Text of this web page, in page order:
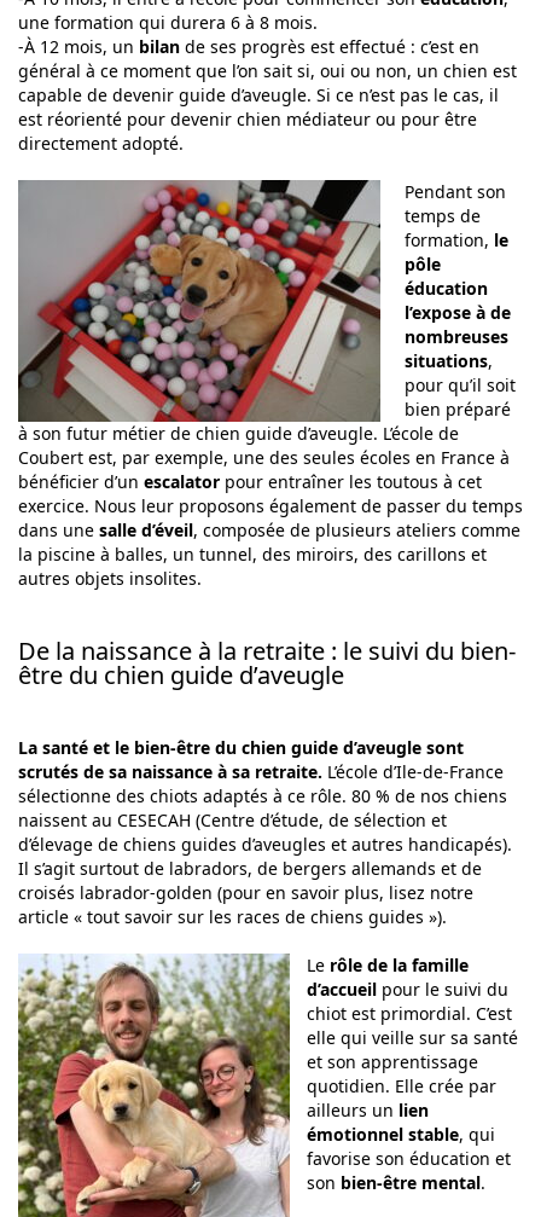
une formation qui durera 6 à 8 mois.
-À 12 mois, un bilan de ses progrès est effectué : c’est en
général à ce moment que l’on sait si, oui ou non, un chien est
capable de devenir guide d’aveugle. Si ce n’est pas le cas, il
est réorienté pour devenir chien médiateur ou pour être
directement adopté.
Pendant son
temps de
formation, le
pôle
éducation
l’expose à de
nombreuses
situations,
pour qu’il soit
bien préparé
à son futur métier de chien guide d’aveugle. L’école de
Coubert est, par exemple, une des seules écoles en France à
bénéficier d’un escalator pour entraîner les toutous à cet
exercice. Nous leur proposons également de passer du temps
dans une salle d’éveil, composée de plusieurs ateliers comme
la piscine à balles, un tunnel, des miroirs, des carillons et
autres objets insolites.
De la naissance à la retraite : le suivi du bien-
être du chien guide d’aveugle
La santé et le bien-être du chien guide d’aveugle sont
scrutés de sa naissance à sa retraite. L’école d’Ile-de-France
sélectionne des chiots adaptés à ce rôle. 80 % de nos chiens
naissent au CESECAH (Centre d’étude, de sélection et
d’élevage de chiens guides d’aveugles et autres handicapés).
Il s’agit surtout de labradors, de bergers allemands et de
croisés labrador-golden (pour en savoir plus, lisez notre
article « tout savoir sur les races de chiens guides »).
Le rôle de la famille
d’accueil pour le suivi du
chiot est primordial. C’est
elle qui veille sur sa santé
et son apprentissage
quotidien. Elle crée par
ailleurs un lien
émotionnel stable, qui
favorise son éducation et
son bien-être mental.